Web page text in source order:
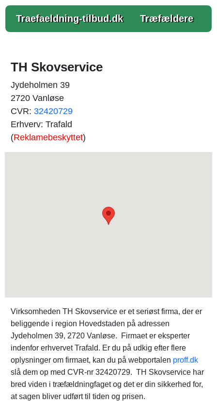
Traefaeldning-tilbud.dk Træfældere
TH Skovservice
Jydeholmen 39
2720 Vanløse
CVR: 32420729
Erhverv: Trafald
(Reklamebeskyttet)
Virksomheden TH Skovservice er et seriøst firma, der er
beliggende i region Hovedstaden på adressen
Jydeholmen 39, 2720 Vanløse. Firmaet er eksperter
indenfor erhvervet Trafald. Er du på udkig efter flere
oplysninger om firmaet, kan du på webportalen proff.dk
slå dem op med CVR-nr 32420729. TH Skovservice har
bred viden i træfældningfaget og det er din sikkerhed for,
at sagen bliver udført til tiden og prisen.